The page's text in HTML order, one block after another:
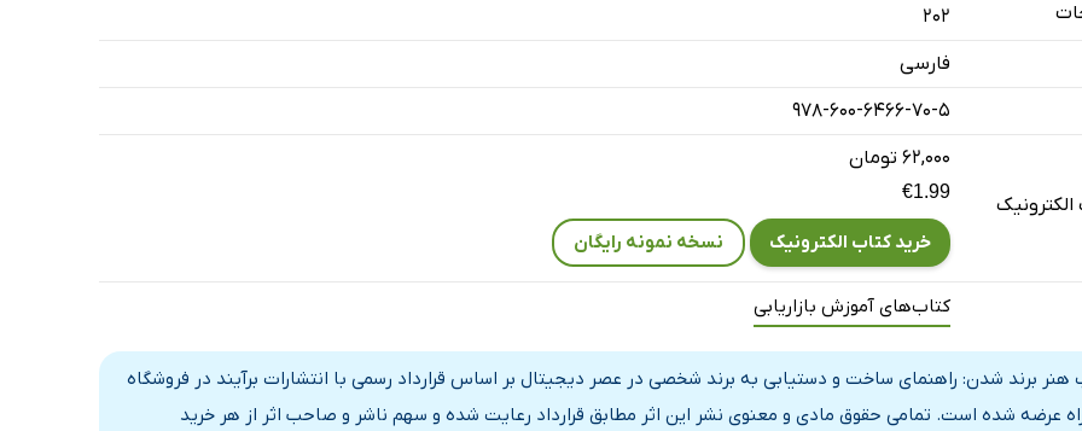
داستان الهام‌بخش درباره‌ی برند‌شدن
جهت و سرسختی
202
فارسی
978-600-6466-70-5
۶۲,۰۰۰ تومان
€1.99
خرید کتاب الکترونیک نسخه نمونه رایگان
کتاب‌های آموزش بازاریابی
هنر برند شدن: راهنمای ساخت و دستیابی به برند شخصی در عصر دیجیتال بر اساس قرارداد رسمی با انتشارات برآیند در فروشگاه
عرضه شده است. تمامی حقوق مادی و معنوی نشر این اثر مطابق قرارداد رعایت شده و سهم ناشر و صاحب اثر از هر خرید